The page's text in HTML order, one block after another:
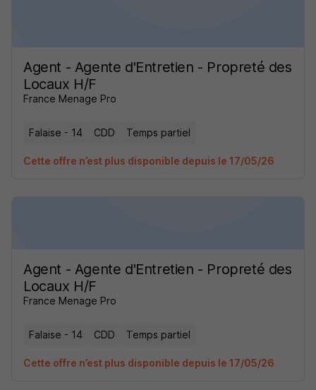
Agent - Agente d'Entretien - Propreté des
Locaux H/F
France Menage Pro
Falaise - 14 CDD Temps partiel
Cette offre n’est plus disponible depuis le 17/05/26
Agent - Agente d'Entretien - Propreté des
Locaux H/F
France Menage Pro
Falaise - 14 CDD Temps partiel
Cette offre n’est plus disponible depuis le 17/05/26